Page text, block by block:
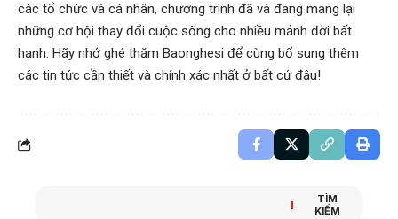
các tổ chức và cá nhân, chương trình đã và đang mang lại
những cơ hội thay đổi cuộc sống cho nhiều mảnh đời bất
hạnh. Hãy nhớ ghé thăm Baonghesi để cùng bổ sung thêm
các tin tức cần thiết và chính xác nhất ở bất cứ đâu!
TÌM
KIẾM